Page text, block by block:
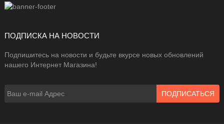
ПОДПИСКА НА НОВОСТИ
Подпишитесь на новости и будьте вкурсе новых обновлений
нашего Интернет Магазина!